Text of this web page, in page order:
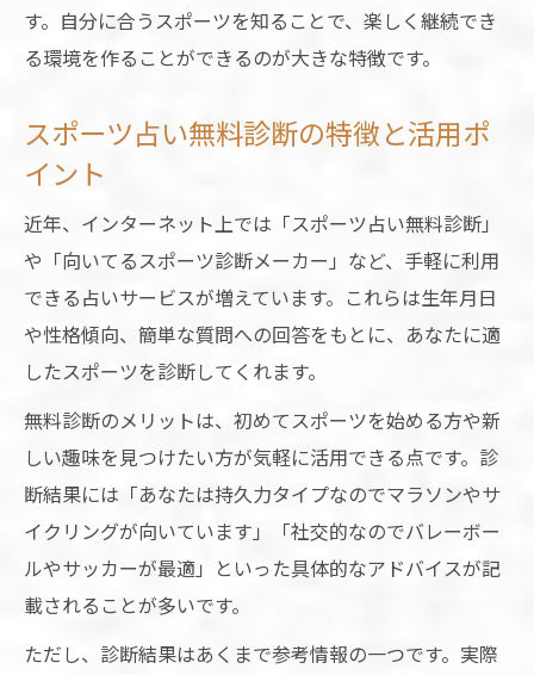
向いてるスポーツ占いの信頼性と口コミ解
説
スポーツ占い無料診断のメリットを徹底分
健康維持へ導く占い活用のヒント
占いとスポーツで無理なく健康維持を目指
すコツ
スポーツ占い無料で分かる健康タイプ別運
動法
デイリー占いを活かした健康習慣の作り方
占いで選ぶスポーツがもたらす心身への効
果
日刊占いを参考にした健康管理の新提案
個性を活かすスポーツ占い最新事情
占いが導く自分の個性を伸ばすスポーツ選
び方
す。自分に合うスポーツを知ることで、楽しく継続でき
る環境を作ることができるのが大きな特徴です。
スポーツ占い無料診断の特徴と活用ポ
イント
近年、インターネット上では「スポーツ占い無料診断」
や「向いてるスポーツ診断メーカー」など、手軽に利用
できる占いサービスが増えています。これらは生年月日
や性格傾向、簡単な質問への回答をもとに、あなたに適
したスポーツを診断してくれます。
無料診断のメリットは、初めてスポーツを始める方や新
しい趣味を見つけたい方が気軽に活用できる点です。診
断結果には「あなたは持久力タイプなのでマラソンやサ
イクリングが向いています」「社交的なのでバレーボー
ルやサッカーが最適」といった具体的なアドバイスが記
載されることが多いです。
ただし、診断結果はあくまで参考情報の一つです。実際